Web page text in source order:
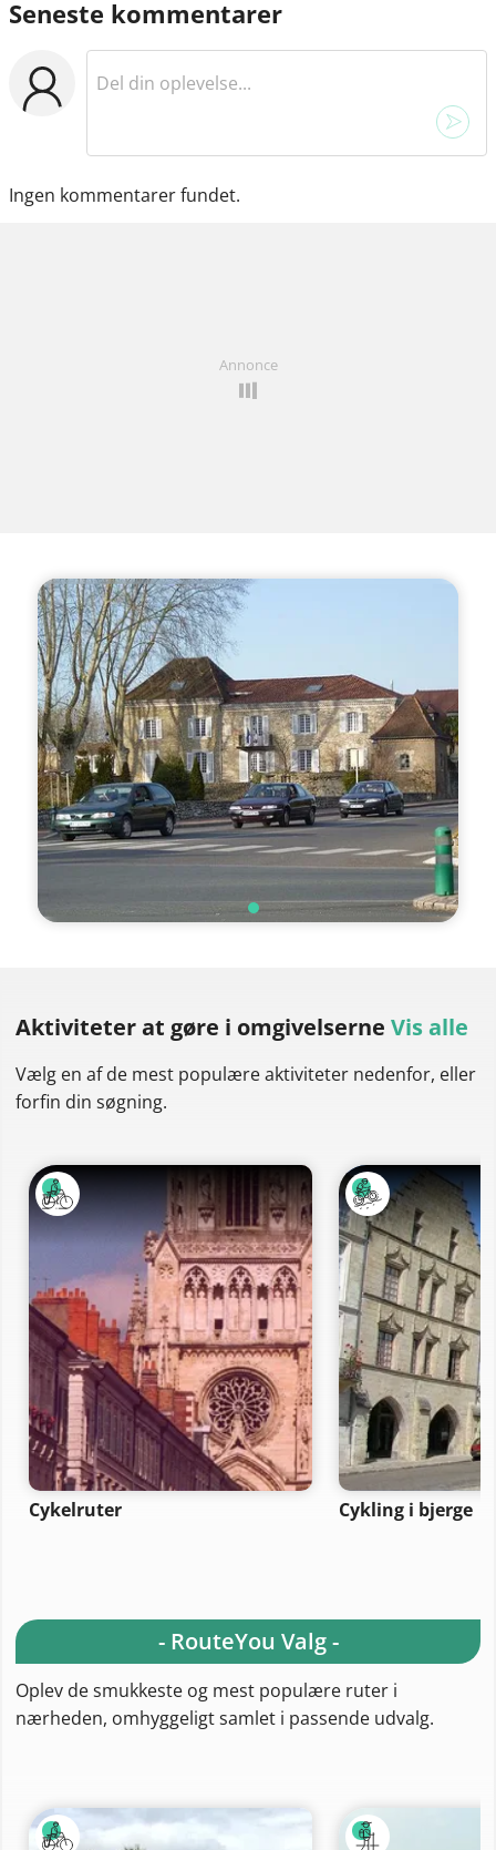
Seneste kommentarer
Ingen kommentarer fundet.
Annonce
Aktiviteter at gøre i omgivelserne Vis alle
Vælg en af de mest populære aktiviteter nedenfor, eller
forfin din søgning.
Cykelruter Cykling i bjerge
- RouteYou Valg -
Oplev de smukkeste og mest populære ruter i
nærheden, omhyggeligt samlet i passende udvalg.